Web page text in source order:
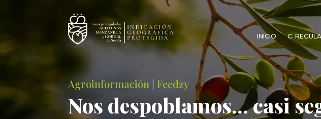
INICIO C.
Agroinformación |Feedzy
Nos despoblamos… casi